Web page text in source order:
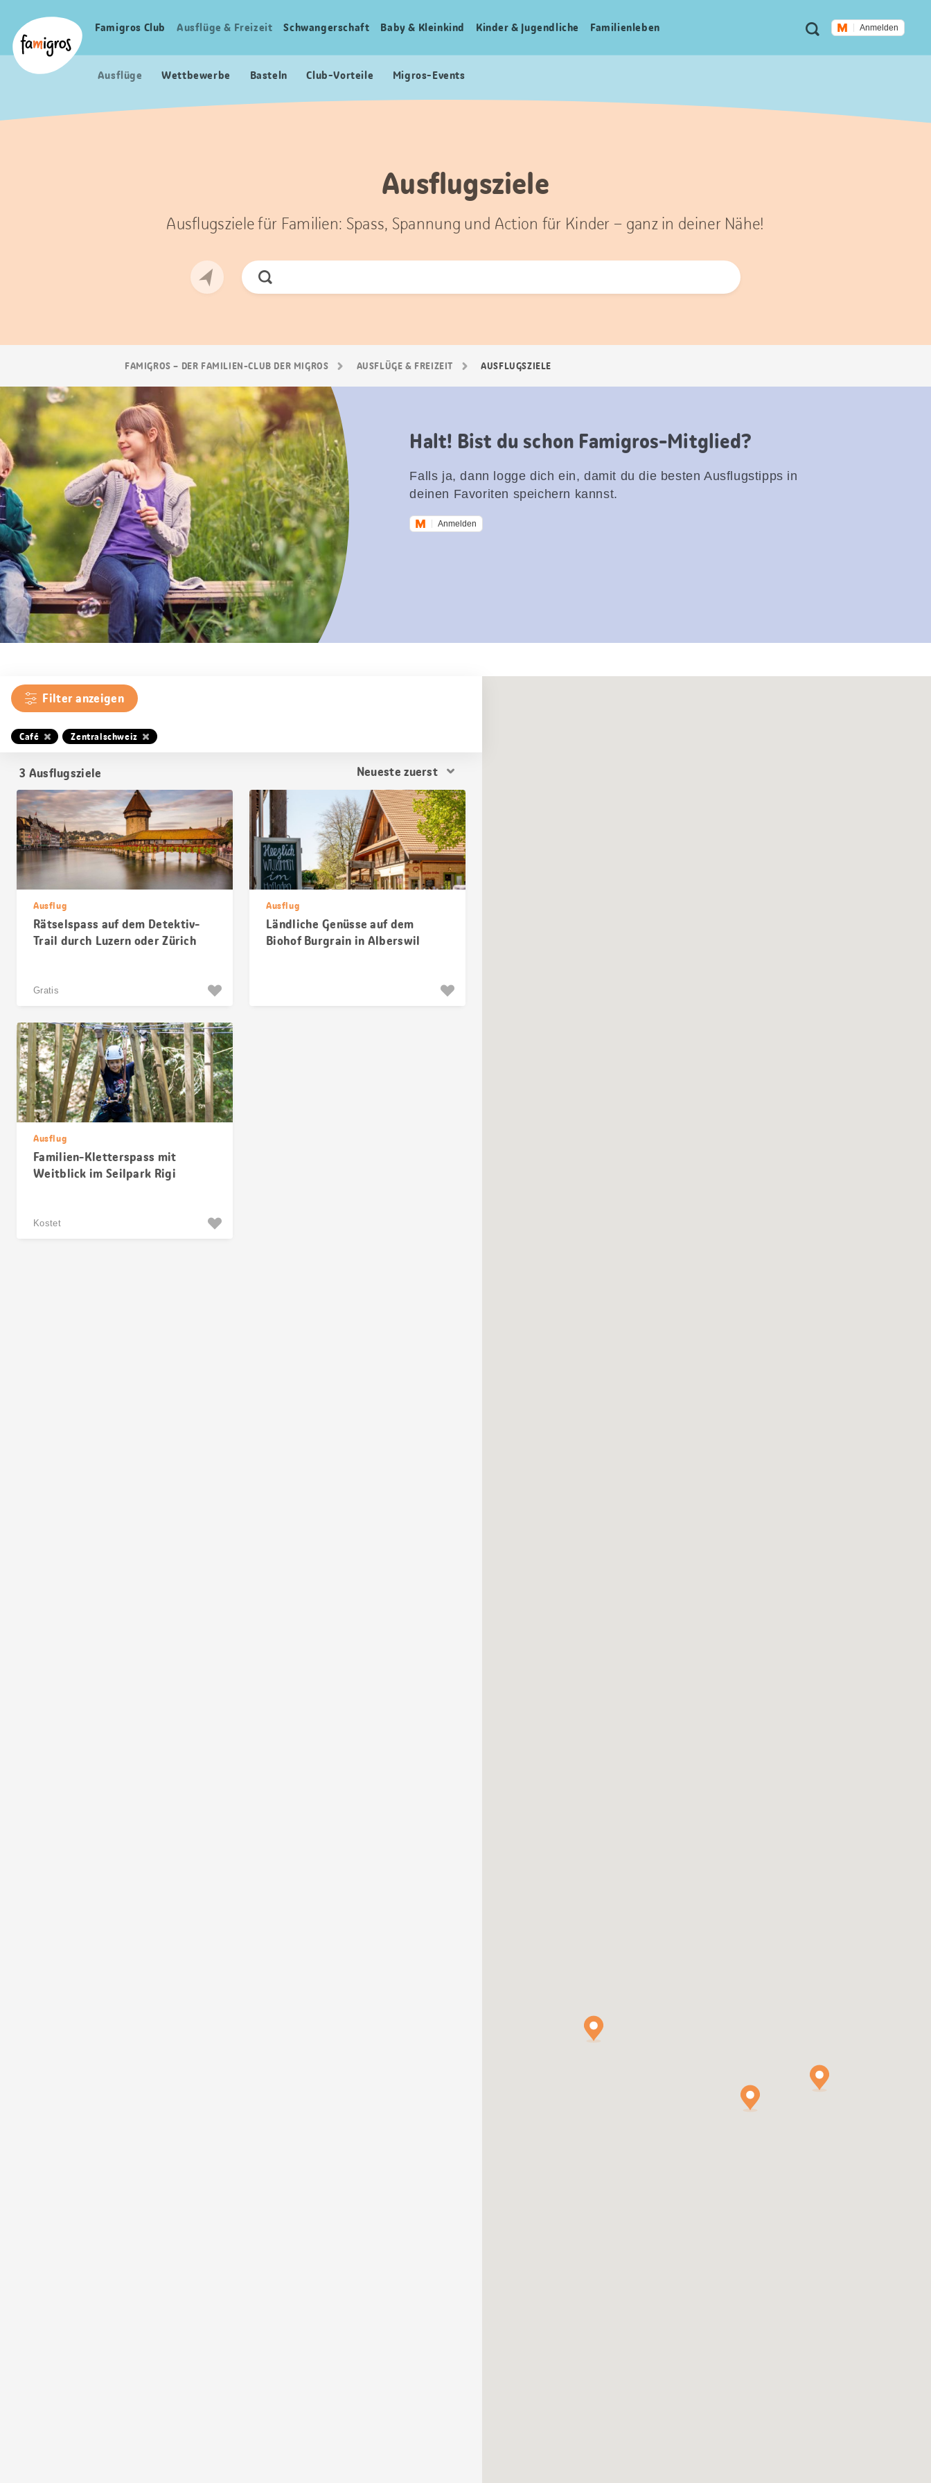
Navigation
Logo
Meta
Navigation
Suche Anmelden
Haupt
Famigros Club Ausflüge & Freizeit Schwangerschaft Baby & Kleinkind Kinder & Jugendliche Familien­leben
Ausflüge Wettbewerbe Basteln Club-Vorteile Migros-Events
Ausflugsziele
Ausflugsziele für Familien: Spass, Spannung und Action für Kinder – ganz in deiner Nähe!
Jetzt
FAMIGROS – DER FAMILIEN-CLUB DER MIGROS AUSFLÜGE & FREIZEIT AUSFLUGSZIELE
Halt! Bist du schon Famigros-Mitglied?
Falls ja, dann logge dich ein, damit du die besten Ausflugstipps in
deinen Favoriten speichern kannst.
Anmelden
Filter anzeigen
Café Zentralschweiz
3 Ausflugsziele
Resultat
Ausflug
Rätselspass auf dem Detektiv-
Trail durch Luzern oder Zürich
Gratis
Ausflug
Ländliche Genüsse auf dem
Biohof Burgrain in Alberswil
Ausflug
Familien-Kletterspass mit
Weitblick im Seilpark Rigi
Kostet